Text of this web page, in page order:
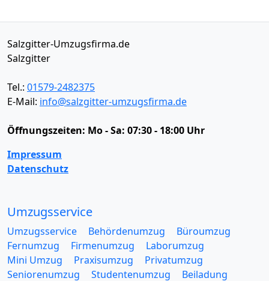
Salzgitter-Umzugsfirma.de
Salzgitter
Tel.: 01579-2482375
E-Mail: info@salzgitter-umzugsfirma.de
Öffnungszeiten: Mo - Sa: 07:30 - 18:00 Uhr
Impressum
Datenschutz
Umzugsservice
Umzugsservice Behördenumzug
Büroumzug
Fernumzug
Firmenumzug
Laborumzug
Mini Umzug
Praxisumzug
Privatumzug
Seniorenumzug
Studentenumzug
Beiladung